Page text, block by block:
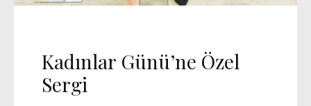
Kadınlar Günü’ne Özel
Sergi